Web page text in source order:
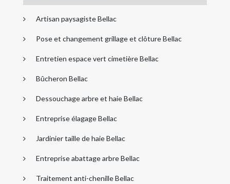
Artisan paysagiste Bellac
Pose et changement grillage et clôture Bellac
Entretien espace vert cimetière Bellac
Bûcheron Bellac
Dessouchage arbre et haie Bellac
Entreprise élagage Bellac
Jardinier taille de haie Bellac
Entreprise abattage arbre Bellac
Traitement anti-chenille Bellac